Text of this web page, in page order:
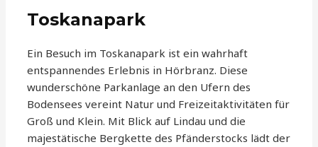
Toskanapark
Ein Besuch im Toskanapark ist ein wahrhaft
entspannendes Erlebnis in Hörbranz. Diese
wunderschöne Parkanlage an den Ufern des
Bodensees vereint Natur und Freizeitaktivitäten für
Groß und Klein. Mit Blick auf Lindau und die
majestätische Bergkette des Pfänderstocks lädt der